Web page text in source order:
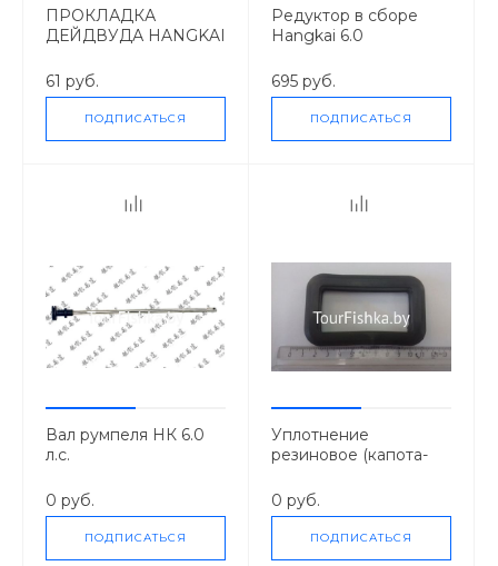
ПРОКЛАДКА
ДЕЙДВУДА HANGKAI
61 руб.
ПОДПИСАТЬСЯ
Редуктор в сборе
Нangkai 6.0
695 руб.
ПОДПИСАТЬСЯ
Вал румпеля НК 6.0
л.с.
0 руб.
ПОДПИСАТЬСЯ
Уплотнение
резиновое (капота-
60х95 НК 6-9.8 л.с.
0 руб.
ПОДПИСАТЬСЯ